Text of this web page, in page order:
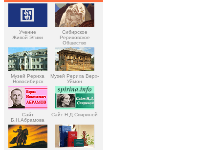
Учение
Живой Этики
Сибирское
Рериховское
Общество
Музей Рериха
Новосибирск
Музей Рериха Верх-
Уймон
Сайт
Б.Н.Абрамова
Сайт Н.Д.Спириной